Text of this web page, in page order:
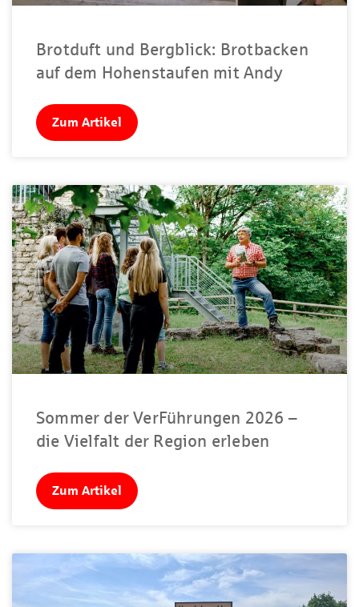
Brotduft und Bergblick: Brotbacken
auf dem Hohenstaufen mit Andy
Zum Artikel
Sommer der VerFührungen 2026 –
die Vielfalt der Region erleben
Zum Artikel